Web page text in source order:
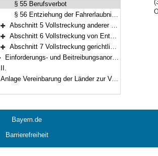
§ 55 Berufsverbot
§ 56 Entziehung der Fahrerlaubnis und Einziehung des Führerscheins
Bereich erweitern
Abschnitt 5 Vollstreckung anderer Rechtsfolgen (§§ 57–86)
Bereich erweitern
Abschnitt 6 Vollstreckung von Entscheidungen nach dem Gesetz über Ordnungswidrigkeiten (§ 87)
Bereich erweitern
Abschnitt 7 Vollstreckung gerichtlich erkannter Ordnungs- und Zwangshaft in Straf- und Bußgeldsachen (§ 88)
Bereich erweitern
Einforderungs- und Beitreibungsanordnung (§§ 1–18)
II.
Anlage Vereinbarung der Länder zur Vereinfachung und Beschleunigung der Strafvollstreckung und der Vollstreckung anderer freiheitsentziehender Maßnahmen in Straf- und Bußgeldsachen vom 8. Juni 1999
Bayern.de
Barrierefreiheit